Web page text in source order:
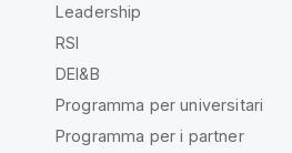
Leadership
RSI
DEI&B
Programma per universitari
Programma per i partner